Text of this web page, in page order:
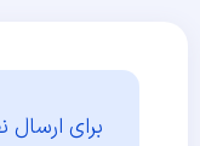
برای ارسال